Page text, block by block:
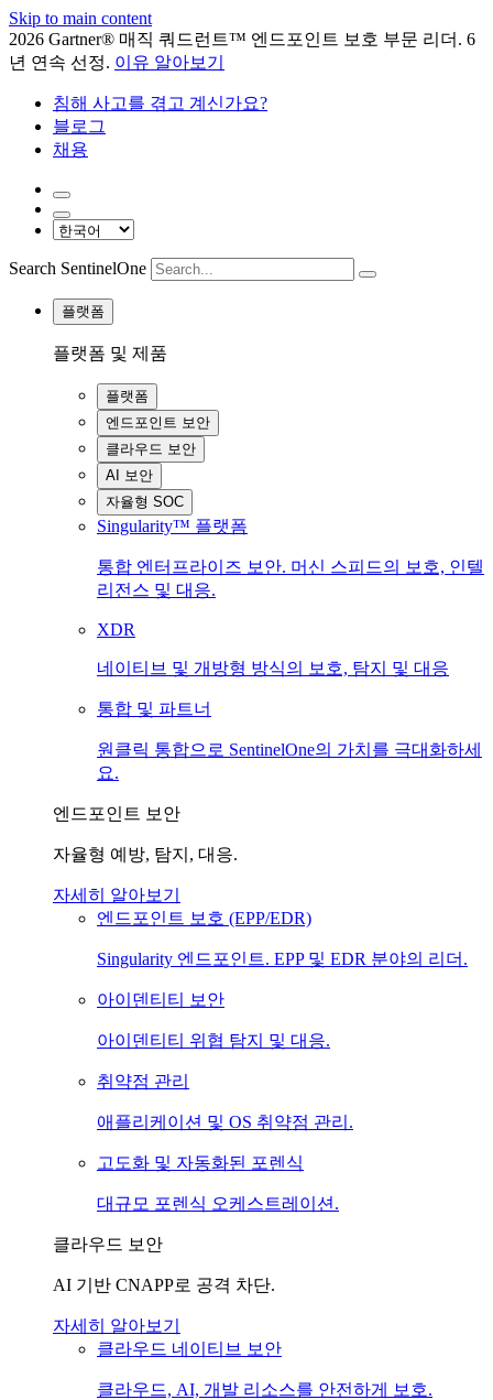
Skip to main content
2026 Gartner® 매직 쿼드런트™ 엔드포인트 보호 부문 리더. 6
년 연속 선정. 이유 알아보기
침해 사고를 겪고 계신가요?
블로그
채용
Search SentinelOne
플랫폼
플랫폼 및 제품
플랫폼
엔드포인트 보안
클라우드 보안
AI 보안
자율형 SOC
Singularity™ 플랫폼
통합 엔터프라이즈 보안. 머신 스피드의 보호, 인텔
리전스 및 대응.
XDR
네이티브 및 개방형 방식의 보호, 탐지 및 대응
통합 및 파트너
원클릭 통합으로 SentinelOne의 가치를 극대화하세
요.
엔드포인트 보안
자율형 예방, 탐지, 대응.
자세히 알아보기
엔드포인트 보호 (EPP/EDR)
Singularity 엔드포인트. EPP 및 EDR 분야의 리더.
아이덴티티 보안
아이덴티티 위협 탐지 및 대응.
취약점 관리
애플리케이션 및 OS 취약점 관리.
고도화 및 자동화된 포렌식
대규모 포렌식 오케스트레이션.
클라우드 보안
AI 기반 CNAPP로 공격 차단.
자세히 알아보기
클라우드 네이티브 보안
클라우드, AI, 개발 리소스를 안전하게 보호.